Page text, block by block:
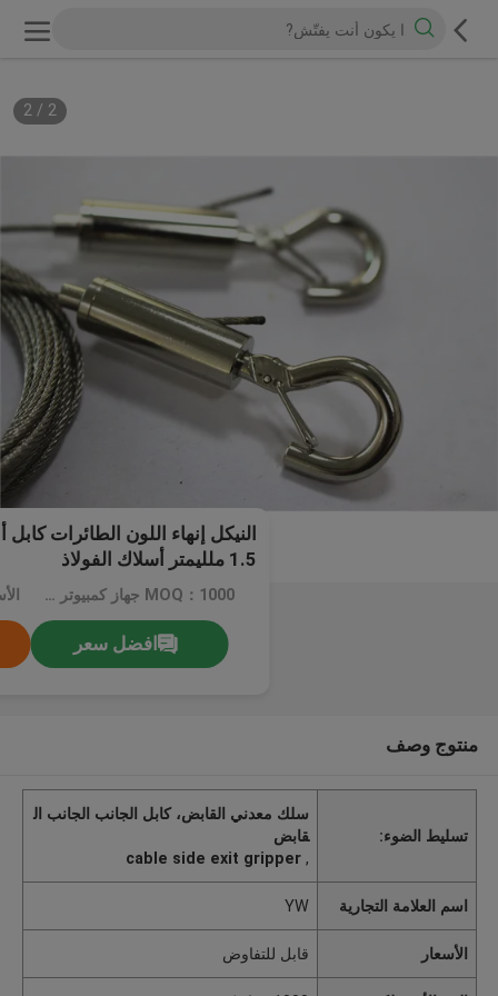
2
/
2
1.5 ملليمتر أسلاك الفولاذ
MOQ：1000 جهاز كمبيوتر شخصى
افضل سعر
منتوج وصف
تسليط الضوء:
سلك معدني القابض، كابل الجانب الجانب ال
قابض
,
cable side exit gripper
اسم العلامة التجارية YW
الأسعار قابل للتفاوض